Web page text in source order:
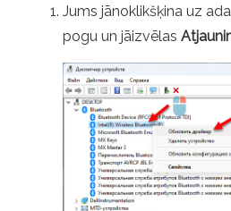
Jums jānoklikšķina uz
pogu un jāizvēlas